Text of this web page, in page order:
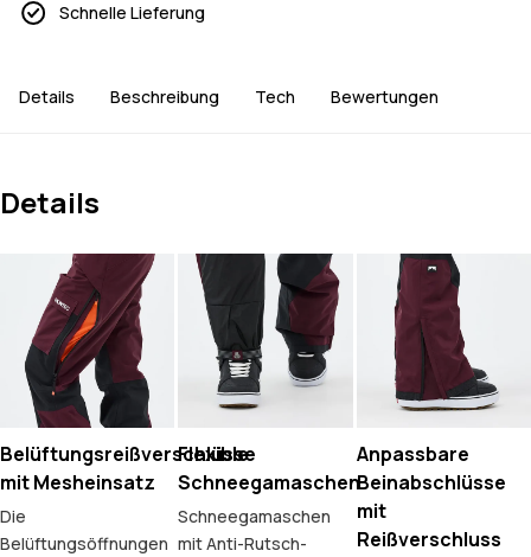
Schnelle Lieferung
Details Beschreibung Tech Bewertungen
Details
Belüftungsreißverschlüsse
mit Mesheinsatz
Die
Belüftungsöffnungen
Flexible
Schneegamaschen
Schneegamaschen
mit Anti-Rutsch-
Anpassbare
Beinabschlüsse
mit
Reißverschluss